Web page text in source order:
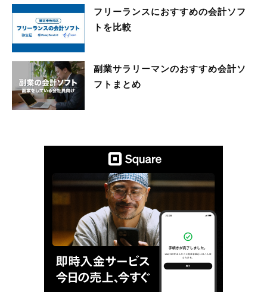
フリーランスにおすすめの会計ソフ
トを比較
副業サラリーマンのおすすめ会計ソ
フトまとめ